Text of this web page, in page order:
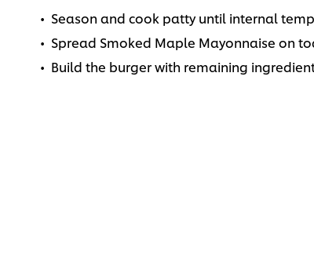
Season and cook patty until internal
Spread Smoked Maple Mayonnaise on
Build the burger with remaining